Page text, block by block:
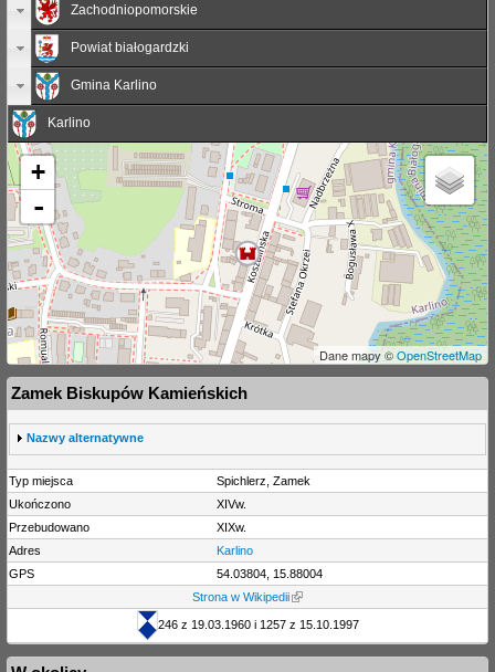
Zachodniopomorskie
Powiat białogardzki
Gmina Karlino
Karlino
+
-
Dane mapy ©OpenStreetMap
Zamek Biskupów Kamieńskich
S
h
o
w
Nazwy alternatywne
Typ miejsca
Spichlerz, Zamek
Ukończono
XIVw.
Przebudowano
XIXw.
Adres
Karlino
GPS
54.03804, 15.88004
Strona w Wikipedii
246 z 19.03.1960 i 1257 z 15.10.1997